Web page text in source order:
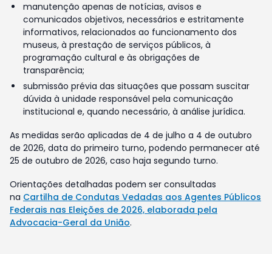
manutenção apenas de notícias, avisos e
comunicados objetivos, necessários e estritamente
informativos, relacionados ao funcionamento dos
museus, à prestação de serviços públicos, à
programação cultural e às obrigações de
transparência;
submissão prévia das situações que possam suscitar
dúvida à unidade responsável pela comunicação
institucional e, quando necessário, à análise jurídica.
As medidas serão aplicadas de 4 de julho a 4 de outubro
de 2026, data do primeiro turno, podendo permanecer até
25 de outubro de 2026, caso haja segundo turno.
Orientações detalhadas podem ser consultadas
na Cartilha de Condutas Vedadas aos Agentes Públicos
Federais nas Eleições de 2026, elaborada pela
Advocacia-Geral da União.